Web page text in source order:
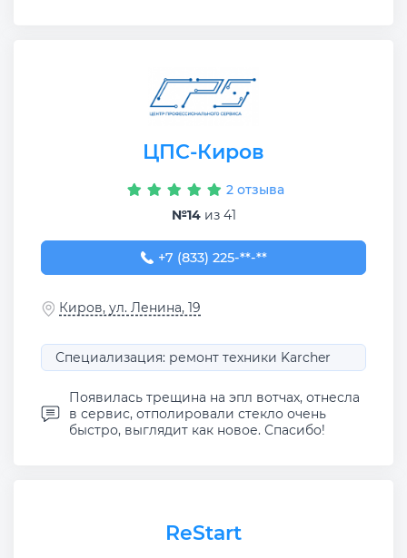
ЦПС-Киров
2 отзыва
№14из 41
+7 (833) 225-55-91
+7 (833) 225-**-**
Киров, ул. Ленина, 19
Специализация: ремонт техники Karcher
Появилась трещина на эпл вотчах, отнесла
в сервис, отполировали стекло очень
быстро, выглядит как новое. Спасибо!
ReStart